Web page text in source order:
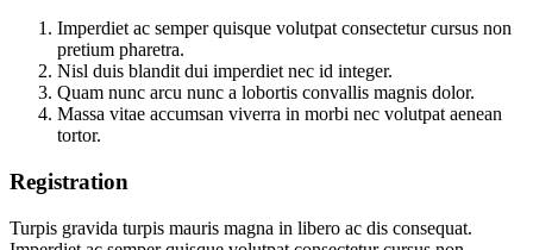
Imperdiet ac semper quisque volutpat consectetur cursus non
pretium pharetra.
Nisl duis blandit dui imperdiet nec id integer.
Quam nunc arcu nunc a lobortis convallis magnis dolor.
Massa vitae accumsan viverra in morbi nec volutpat aenean
tortor.
Registration
Turpis gravida turpis mauris magna in libero ac dis consequat.